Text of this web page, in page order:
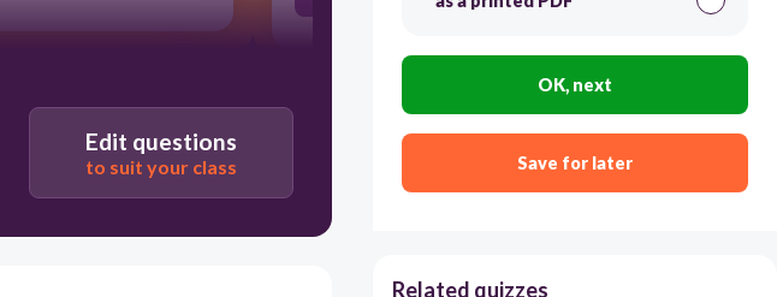
Edit questions
to suit your class
OK, next
Save for later
Related quizzes